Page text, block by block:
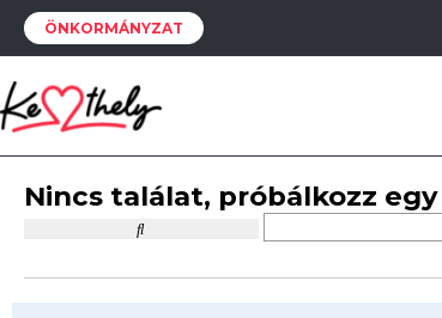
ÖNKORMÁNYZAT
Nincs találat, próbálkozz